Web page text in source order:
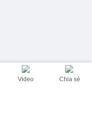
Video Chia sẻ